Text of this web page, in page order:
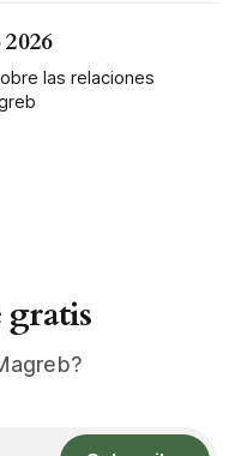
las relaciones
gratis